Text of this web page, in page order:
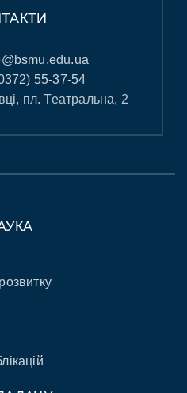
55-37-54
пл. Театральна, 2